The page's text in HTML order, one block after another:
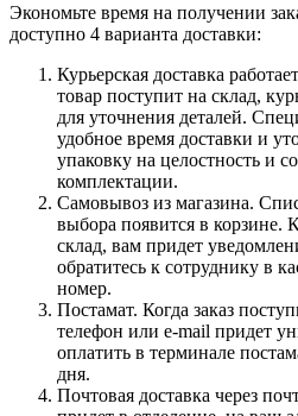
Экономьте время на получении
доступно 4 варианта доставки:
Курьерская доставка
товар поступит на склад,
для уточнения деталей.
удобное время доставки и
упаковку на целостность и
комплектации.
Самовывоз из магазина.
выбора появится в корзине.
склад, вам придет
обратитесь к сотруднику в
номер.
Постамат. Когда заказ
телефон или e-mail придет
оплатить в терминале
дня.
Почтовая доставка через